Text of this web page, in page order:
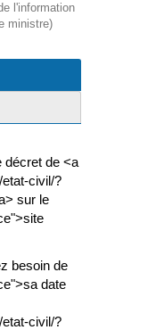
l'information
ministre)
décret de <a
civil/?
sur le
besoin de
date
civil/?